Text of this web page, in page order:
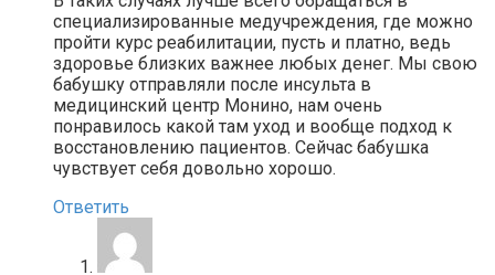
специализированные медучреждения, где можно
пройти курс реабилитации, пусть и платно, ведь
здоровье близких важнее любых денег. Мы свою
бабушку отправляли после инсульта в
медицинский центр Монино, нам очень
понравилось какой там уход и вообще подход к
восстановлению пациентов. Сейчас бабушка
чувствует себя довольно хорошо.
Ответить